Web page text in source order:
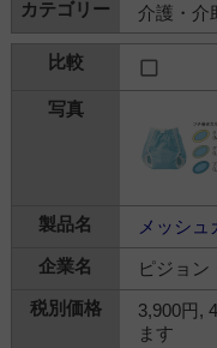
介護・介
メッシュ
ピジョン
3,900円,
ます